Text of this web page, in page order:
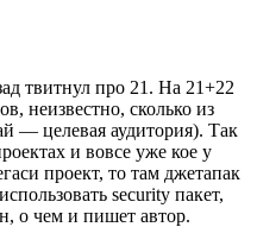
твитнул про 21. На 21+22
неизвестно, сколько из
— целевая аудитория). Так
и вовсе уже кое у
проект, то там джетапак
security пакет,
о чем и пишет автор.